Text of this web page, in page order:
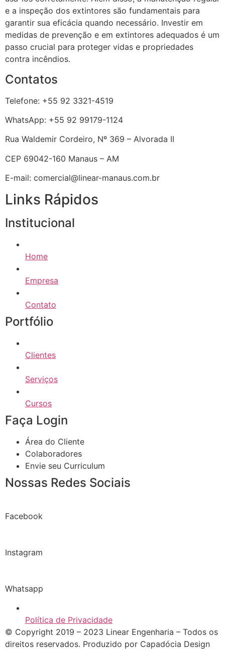
e a inspeção dos extintores são fundamentais para
garantir sua eficácia quando necessário. Investir em
medidas de prevenção e em extintores adequados é um
passo crucial para proteger vidas e propriedades
contra incêndios.
Contatos
Telefone: +55 92 3321-4519
WhatsApp: +55 92 99179-1124
Rua Waldemir Cordeiro, Nº 369 – Alvorada II
CEP 69042-160 Manaus – AM
E-mail: comercial@linear-manaus.com.br
Links Rápidos
Institucional
Home
Empresa
Contato
Portfólio
Clientes
Serviços
Cursos
Faça Login
Área do Cliente
Colaboradores
Envie seu Curriculum
Nossas Redes Sociais
Facebook
Instagram
Whatsapp
Política de Privacidade
© Copyright 2019 – 2023 Linear Engenharia – Todos os
direitos reservados. Produzido por Capadócia Design